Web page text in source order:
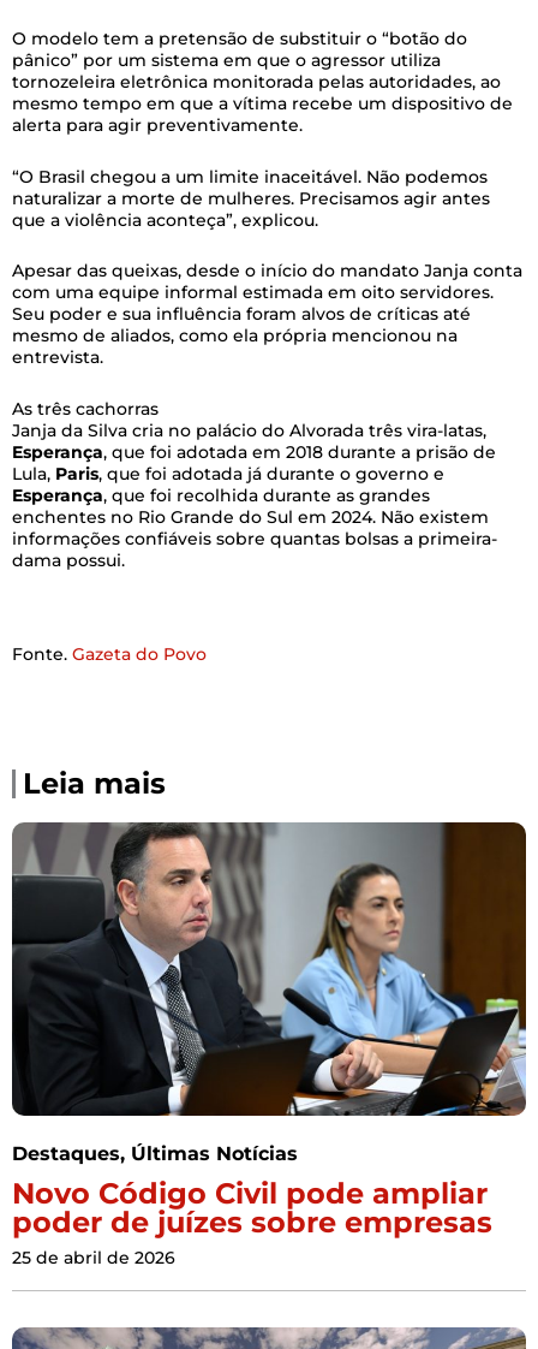
O modelo tem a pretensão de substituir o “botão do
pânico” por um sistema em que o agressor utiliza
tornozeleira eletrônica monitorada pelas autoridades, ao
mesmo tempo em que a vítima recebe um dispositivo de
alerta para agir preventivamente.
“O Brasil chegou a um limite inaceitável. Não podemos
naturalizar a morte de mulheres. Precisamos agir antes
que a violência aconteça”, explicou.
Apesar das queixas, desde o início do mandato Janja conta
com uma equipe informal estimada em oito servidores.
Seu poder e sua influência foram alvos de críticas até
mesmo de aliados, como ela própria mencionou na
entrevista.
As três cachorras
Janja da Silva cria no palácio do Alvorada três vira-latas,
Esperança, que foi adotada em 2018 durante a prisão de
Lula, Paris, que foi adotada já durante o governo e
Esperança, que foi recolhida durante as grandes
enchentes no Rio Grande do Sul em 2024. Não existem
informações confiáveis sobre quantas bolsas a primeira-
dama possui.
Fonte. Gazeta do Povo
Leia mais
Destaques, Últimas Notícias
Novo Código Civil pode ampliar
poder de juízes sobre empresas
25 de abril de 2026